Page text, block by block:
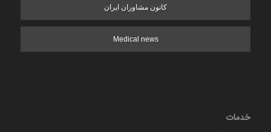
کانون مشاوران ایران
Medical news
خدمات